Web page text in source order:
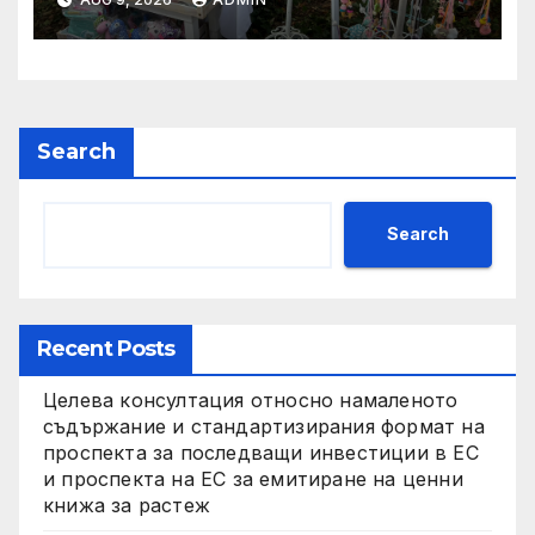
общинските сгради в
старинния квартал
Search
Search
Recent Posts
Целева консултация относно намаленото
съдържание и стандартизирания формат на
проспекта за последващи инвестиции в ЕС
и проспекта на ЕС за емитиране на ценни
книжа за растеж